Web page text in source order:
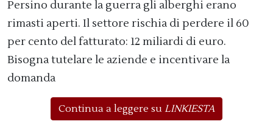
Persino durante la guerra gli alberghi erano
rimasti aperti. Il settore rischia di perdere il 60
per cento del fatturato: 12 miliardi di euro.
Bisogna tutelare le aziende e incentivare la
domanda
Continua a leggere su LINKIESTA